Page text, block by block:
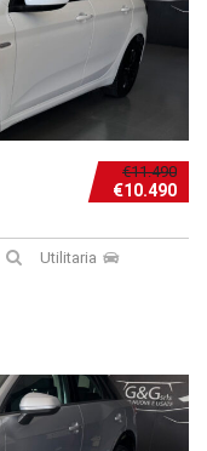
€11.490
€10.490
Utilitaria